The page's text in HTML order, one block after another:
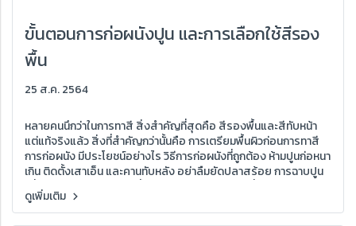
ขั้นตอนการก่อผนังปูน และการเลือกใช้สีรอง
พื้น
25 ส.ค. 2564
หลายคนนึกว่าในการทาสี สิ่งสำคัญที่สุดคือ สีรองพื้นและสีทับหน้า
แต่แท้จริงแล้ว สิ่งที่สำคัญกว่านั้นคือ การเตรียมพื้นผิวก่อนการทาสี
การก่อผนัง มีประโยชน์อย่างไร วิธีการก่อผนังที่ถูกต้อง ห้ามปูนก่อหนา
เกิน ติดตั้งเสาเอ็น และคานทับหลัง อย่าลืมยัดปลาสร้อย การฉาบปูน
เพื่อให้ผนังเรียบเสมอกัน ขั้นตอนการฉาบผนัง ใช้เครื่องผสมปูนฉาบดี
กว่า อย่าฉาบปูนหนาเกินไป บ่มผนังให้ความชื้น ผนังก่อด้วยอิฐมอญ
อิฐบล็อก หรืออิฐมวลเบา สำหรับผนังสำเร็จรูป และการทำสกิมโค้ท
ดูเพิ่มเติม